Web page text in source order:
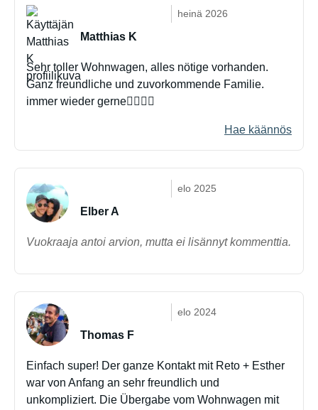
heinä 2026
Matthias K
Sehr toller Wohnwagen, alles nötige vorhanden.
Ganz freundliche und zuvorkommende Familie.
immer wieder gerne👍🏻👍🏻
Hae käännös
elo 2025
Elber A
Vuokraaja antoi arvion, mutta ei lisännyt kommenttia.
elo 2024
Thomas F
Einfach super! Der ganze Kontakt mit Reto + Esther
war von Anfang an sehr freundlich und
unkompliziert. Die Übergabe vom Wohnwagen mit